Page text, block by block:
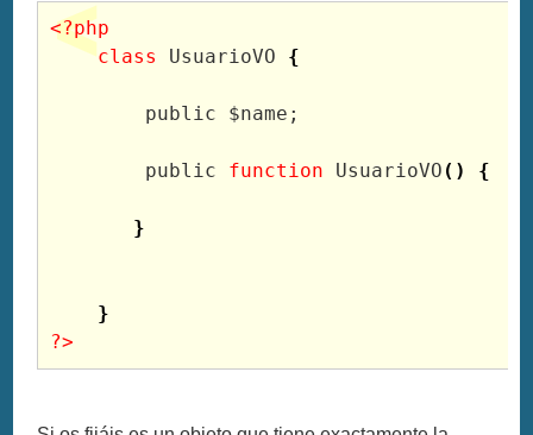
<?php
class
UsuarioVO {
public $name ;
public function UsuarioVO ( ) {
}
}
?>